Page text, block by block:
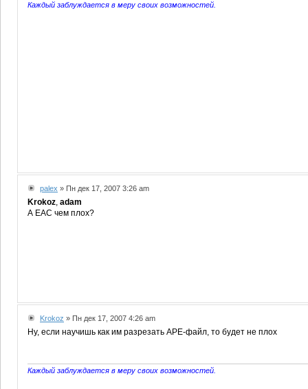
Каждый заблуждается в меру своих возможностей.
palex » Пн дек 17, 2007 3:26 am
Krokoz, adam
А EAC чем плох?
Krokoz » Пн дек 17, 2007 4:26 am
Ну, если научишь как им разрезать АРЕ-файл, то будет не плох
Каждый заблуждается в меру своих возможностей.